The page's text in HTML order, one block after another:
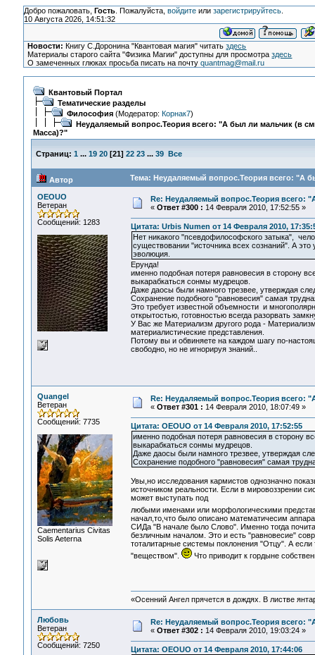
Добро пожаловать, Гость. Пожалуйста, войдитеили зарегистрируйтесь.
10 Августа 2026, 14:51:32
Новости: Книгу С.Доронина "Квантовая магия" читатьздесь
Материалы старого сайта "Физика Магии" доступны для просмотраздесь
О замеченных глюках просьба писать на почтуquantmag@mail.ru
Квантовый Портал
Тематические разделы
Философия(Модератор: Корнак7)
Неудаляемый вопрос.Теория всего: "А был ли мальчик (в
Масса)?"
Страниц: 1 ... 19 20[21] 22 23 ... 39 Все
Автор Тема: Неудаляемый вопрос.Теория всего: "А
OEOUO
Ветеран
Сообщений: 1283
Re: Неудаляемый вопрос.Теория всего:
« Ответ #300 : 14 Февраля 2010, 17:52:55 »
Цитата: Urbis Numen от 14 Февраля 2010,
Нет никакого "псевдофилософского затыка",
существовании "источника всех сознаний". А это
эволюция.
Ерунда!
именно подобная потеря равновесия в сторону
выкарабкаться сонмы мудрецов.
Даже даосы были намного трезвее, утверждая
Сохранение подобного "равновесия" самая
Это требует известной объемности и
открытостью, готовностью всегда разорвать
У Вас же Материализм другого рода -
материалистические представления.
Потому вы и обвиняете на каждом шагу по-
свободно, но не игнорируя знаний..
Quangel
Ветеран
Сообщений: 7735
Сaementarius Civitas
Solis Aeterna
Re: Неудаляемый вопрос.Теория всего:
« Ответ #301 : 14 Февраля 2010, 18:07:49 »
Цитата: OEOUO от 14 Февраля 2010, 17:52:55
именно подобная потеря равновесия в сторону
выкарабкаться сонмы мудрецов.
Даже даосы были намного трезвее, утверждая
Сохранение подобного "равновесия" самая
Увы,но исследования кармистов однозначно
источником реальности. Если в мировоззрении
может выступать под
любыми именами или морфологическими
начал,то,что было описано математичесим
СИДа "В начале было Слово". Именно тогда
безличным началом. Это и есть "равновесие"
тоталитарные системы поклонения "Отцу". А
"веществом".
Что приводит к гордыне
«Осенний Ангел прячется в дождях. В листве
Любовь
Ветеран
Сообщений: 7250
Re: Неудаляемый вопрос.Теория всего:
« Ответ #302 : 14 Февраля 2010, 19:03:24 »
Цитата: OEOUO от 14 Февраля 2010, 17:44:06